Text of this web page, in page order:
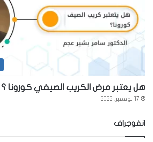
هل يعتبر مرض الكريب الصيفي كورونا ؟
17 نوفمبر، 2022
انفوجراف